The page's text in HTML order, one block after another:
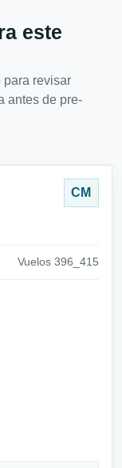
este
para revisar
antes de pre-
CM
Vuelos 396_415